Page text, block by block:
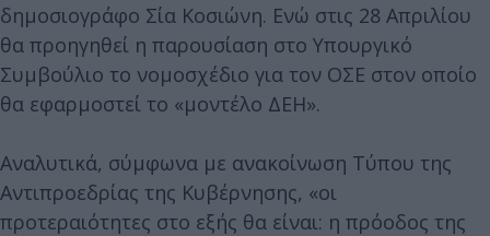
δημοσιογράφο Σία Κοσιώνη. Ενώ στις 28 Απριλίου
θα προηγηθεί η παρουσίαση στο Υπουργικό
Συμβούλιο το νομοσχέδιο για τον ΟΣΕ στον οποίο
θα εφαρμοστεί το «μοντέλο ΔΕΗ».
Αναλυτικά, σύμφωνα με ανακοίνωση Τύπου της
Αντιπροεδρίας της Κυβέρνησης, «οι
προτεραιότητες στο εξής θα είναι: η πρόοδος της